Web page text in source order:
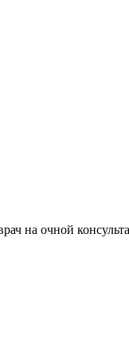
на очной